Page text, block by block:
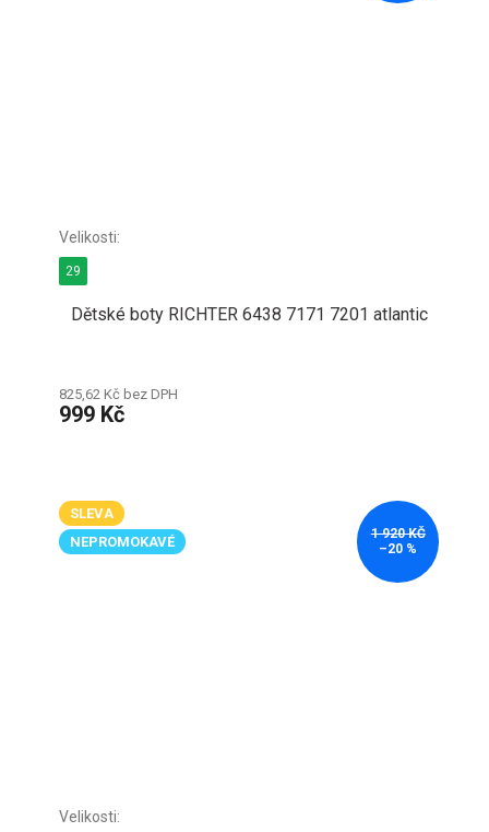
Dětské boty RICHTER 6438 7171 7201 atlantic
825,62 Kč bez DPH
999 Kč
29
SLEVA
NEPROMOKAVÉ
1 920 KČ
–20 %